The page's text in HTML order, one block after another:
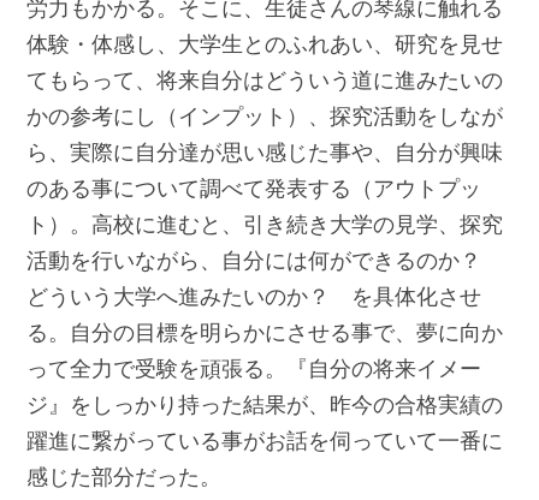
労力もかかる。そこに、生徒さんの琴線に触れる
体験・体感し、大学生とのふれあい、研究を見せ
てもらって、将来自分はどういう道に進みたいの
かの参考にし（インプット）、探究活動をしなが
ら、実際に自分達が思い感じた事や、自分が興味
のある事について調べて発表する（アウトプッ
ト）。高校に進むと、引き続き大学の見学、探究
活動を行いながら、自分には何ができるのか？
どういう大学へ進みたいのか？ を具体化させ
る。自分の目標を明らかにさせる事で、夢に向か
って全力で受験を頑張る。『自分の将来イメー
ジ』をしっかり持った結果が、昨今の合格実績の
躍進に繋がっている事がお話を伺っていて一番に
感じた部分だった。